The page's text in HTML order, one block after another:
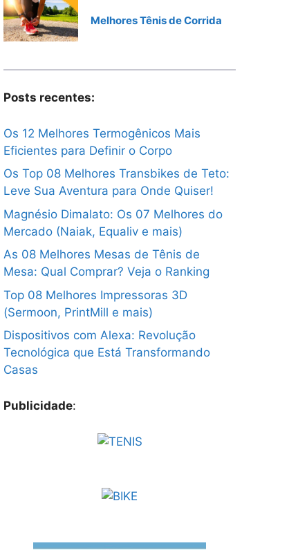
Melhores Tênis de Corrida
Posts recentes:
Os 12 Melhores Termogênicos Mais
Eficientes para Definir o Corpo
Os Top 08 Melhores Transbikes de Teto:
Leve Sua Aventura para Onde Quiser!
Magnésio Dimalato: Os 07 Melhores do
Mercado (Naiak, Equaliv e mais)
As 08 Melhores Mesas de Tênis de
Mesa: Qual Comprar? Veja o Ranking
Top 08 Melhores Impressoras 3D
(Sermoon, PrintMill e mais)
Dispositivos com Alexa: Revolução
Tecnológica que Está Transformando
Casas
Publicidade: